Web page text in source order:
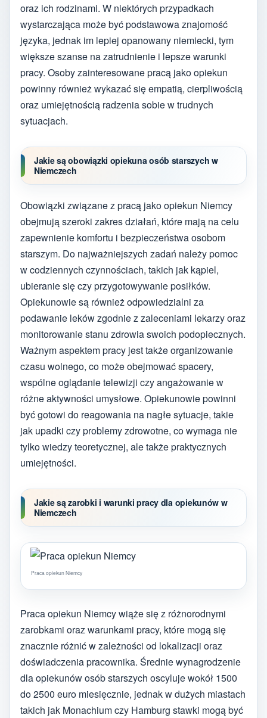
oraz ich rodzinami. W niektórych przypadkach
wystarczająca może być podstawowa znajomość
języka, jednak im lepiej opanowany niemiecki, tym
większe szanse na zatrudnienie i lepsze warunki
pracy. Osoby zainteresowane pracą jako opiekun
powinny również wykazać się empatią, cierpliwością
oraz umiejętnością radzenia sobie w trudnych
sytuacjach.
Jakie są obowiązki opiekuna osób starszych w
Niemczech
Obowiązki związane z pracą jako opiekun Niemcy
obejmują szeroki zakres działań, które mają na celu
zapewnienie komfortu i bezpieczeństwa osobom
starszym. Do najważniejszych zadań należy pomoc
w codziennych czynnościach, takich jak kąpiel,
ubieranie się czy przygotowywanie posiłków.
Opiekunowie są również odpowiedzialni za
podawanie leków zgodnie z zaleceniami lekarzy oraz
monitorowanie stanu zdrowia swoich podopiecznych.
Ważnym aspektem pracy jest także organizowanie
czasu wolnego, co może obejmować spacery,
wspólne oglądanie telewizji czy angażowanie w
różne aktywności umysłowe. Opiekunowie powinni
być gotowi do reagowania na nagłe sytuacje, takie
jak upadki czy problemy zdrowotne, co wymaga nie
tylko wiedzy teoretycznej, ale także praktycznych
umiejętności.
Jakie są zarobki i warunki pracy dla opiekunów w
Niemczech
Praca opiekun Niemcy
Praca opiekun Niemcy wiąże się z różnorodnymi
zarobkami oraz warunkami pracy, które mogą się
znacznie różnić w zależności od lokalizacji oraz
doświadczenia pracownika. Średnie wynagrodzenie
dla opiekunów osób starszych oscyluje wokół 1500
do 2500 euro miesięcznie, jednak w dużych miastach
takich jak Monachium czy Hamburg stawki mogą być